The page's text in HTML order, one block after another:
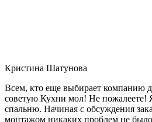
Кристина Шатунова
Всем, кто еще выбирает компанию
советую Кухни мол! Не пожалеете!
спальню. Начиная с обсуждения
монтажом никаких проблем не